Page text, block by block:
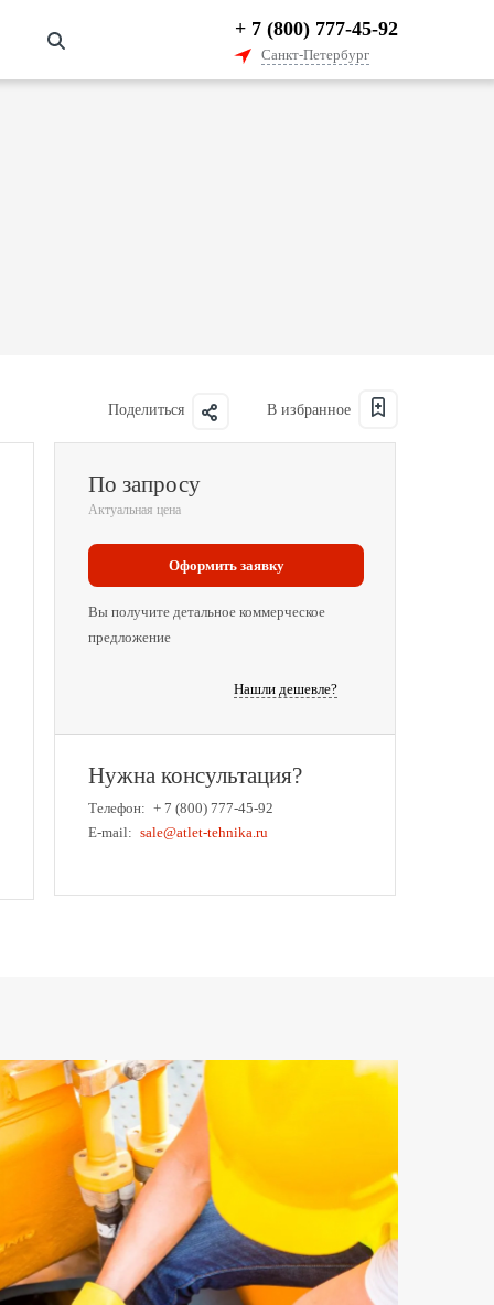
+ 7 (800) 777-45-92
Санкт-Петербург
Поделиться
По запросу
Актуальная цена
Оформить заявку
Вы получите детальное коммерческое
предложение
Нашли дешевле?
Нужна консультация?
Телефон: + 7 (800) 777-45-92
E-mail: sale@atlet-tehnika.ru